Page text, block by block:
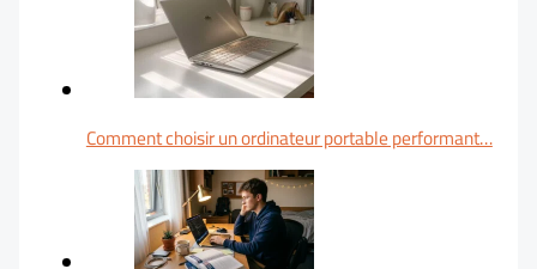
Comment choisir un ordinateur portable performant…